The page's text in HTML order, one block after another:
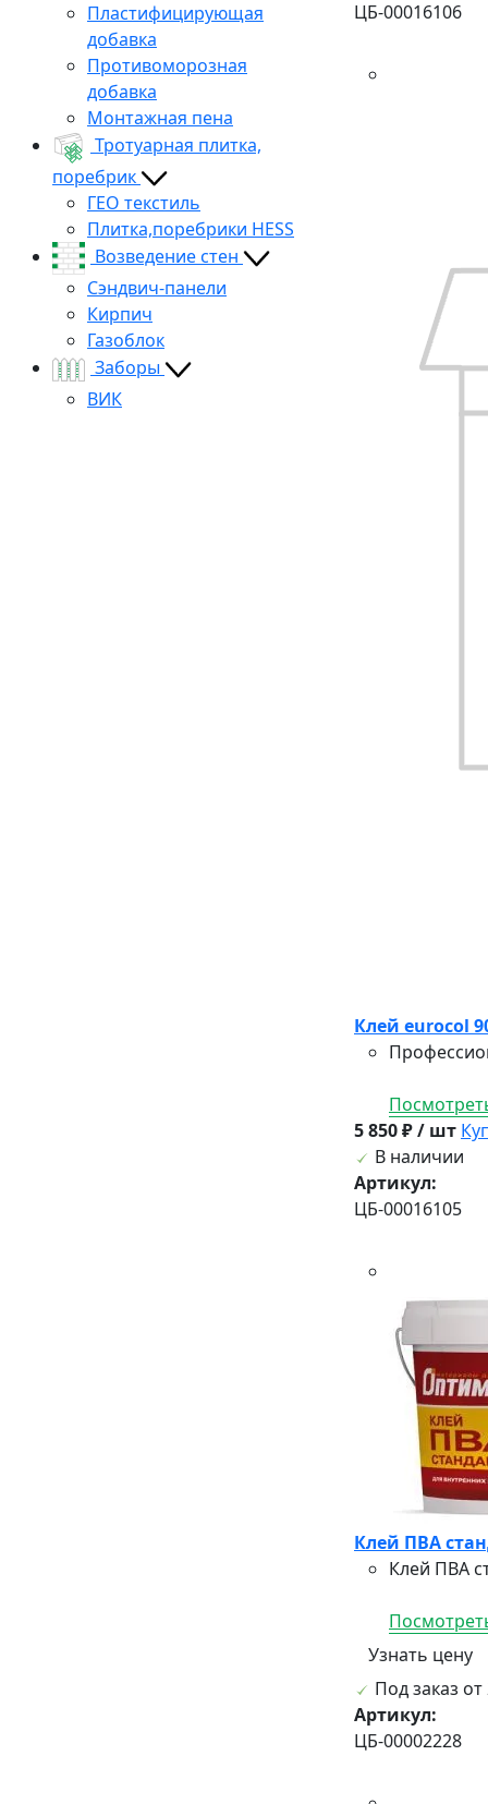
Пластифицирующая
добавка
Противоморозная
добавка
Монтажная пена
Тротуарная плитка,
поребрик
ГЕО текстиль
Плитка,поребрики HESS
Возведение стен
Сэндвич-панели
Кирпич
Газоблок
Заборы
ВИК
ЦБ-00016106
Клей eurocol
5 850 ₽ / шт
В наличии
Артикул:
ЦБ-00016105
Клей ПВА
Клей ПВА
Узнать цену
Под заказ от
Артикул:
ЦБ-00002228